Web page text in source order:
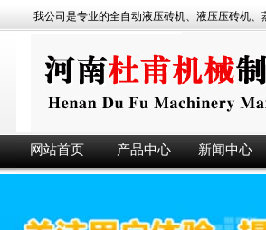
我公司是专业的全自动液压砖机、液压压砖机、蒸养
网站首页 产品中心 新闻中心